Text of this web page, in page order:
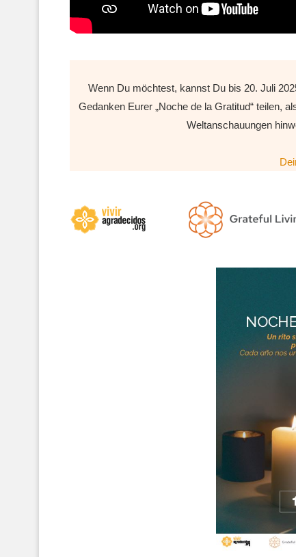
Wenn Du möchtest, kannst Du bis 20. Juli
Gedanken Eurer „Noche de la Gratitud“ teilen,
Weltanschauungen